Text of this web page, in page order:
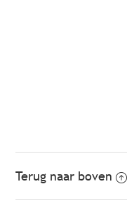
Terug naar boven